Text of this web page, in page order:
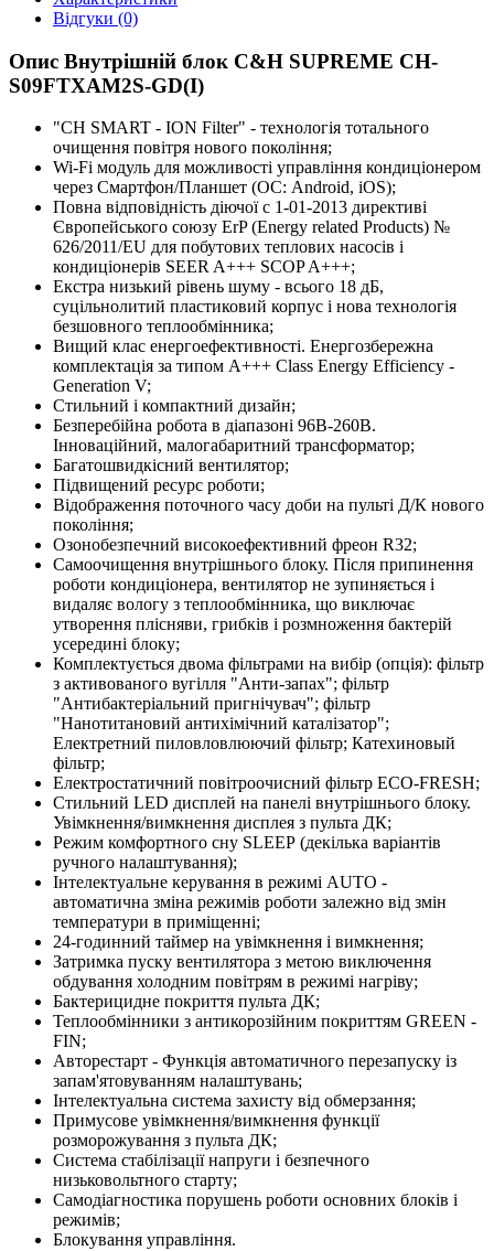
Відгуки (0)
Опис Внутрішній блок C&H SUPREME CH-
S09FTXAM2S-GD(I)
"CH SMART - ION Filter" - технологія тотального
очищення повітря нового покоління;
Wi-Fi модуль для можливості управління кондиціонером
через Смартфон/Планшет (ОС: Android, iOS);
Повна відповідність діючої c 1-01-2013 директиві
Європейського союзу ErP (Energy related Products) №
626/2011/EU для побутових теплових насосів і
кондиціонерів SEER A+++ SCOP A+++;
Екстра низький рівень шуму - всього 18 дБ,
суцільнолитий пластиковий корпус і нова технологія
безшовного теплообмінника;
Вищий клас енергоефективності. Енергозбережна
комплектація за типом A+++ Class Energy Efficiency -
Generation V;
Стильний і компактний дизайн;
Безперебійна робота в діапазоні 96В-260В.
Інноваційний, малогабаритний трансформатор;
Багатошвидкісний вентилятор;
Підвищений ресурс роботи;
Відображення поточного часу доби на пульті Д/К нового
покоління;
Озонобезпечний високоефективний фреон R32;
Самоочищення внутрішнього блоку. Після припинення
роботи кондиціонера, вентилятор не зупиняється і
видаляє вологу з теплообмінника, що виключає
утворення плісняви, грибків і розмноження бактерій
усередині блоку;
Комплектується двома фільтрами на вибір (опція): фільтр
з активованого вугілля "Анти-запах"; фільтр
"Антибактеріальний пригнічувач"; фільтр
"Нанотитановий антихімічний каталізатор";
Електретний пиловловлюючий фільтр; Катехиновый
фільтр;
Електростатичний повітроочисний фільтр ЕСО-FRESH;
Стильний LED дисплей на панелі внутрішнього блоку.
Увімкнення/вимкнення дисплея з пульта ДК;
Режим комфортного сну SLЕЕР (декілька варіантів
ручного налаштування);
Інтелектуальне керування в режимі AUTO -
автоматична зміна режимів роботи залежно від змін
температури в приміщенні;
24-годинний таймер на увімкнення і вимкнення;
Затримка пуску вентилятора з метою виключення
обдування холодним повітрям в режимі нагріву;
Бактерицидне покриття пульта ДК;
Теплообмінники з антикорозійним покриттям GREEN -
FIN;
Авторестарт - Функція автоматичного перезапуску із
запам'ятовуванням налаштувань;
Інтелектуальна система захисту від обмерзання;
Примусове увімкнення/вимкнення функції
розморожування з пульта ДК;
Система стабілізації напруги і безпечного
низьковольтного старту;
Самодіагностика порушень роботи основних блоків і
режимів;
Блокування управління.